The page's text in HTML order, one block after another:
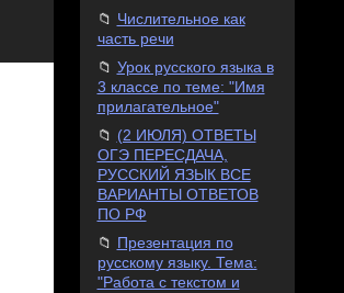
Числительное как
часть речи
Урок русского языка в
3 классе по теме: "Имя
прилагательное"
(2 ИЮЛЯ) ОТВЕТЫ
ОГЭ ПЕРЕСДАЧА,
РУССКИЙ ЯЗЫК ВСЕ
ВАРИАНТЫ ОТВЕТОВ
ПО РФ
Презентация по
русскому языку. Тема:
"Работа с текстом и